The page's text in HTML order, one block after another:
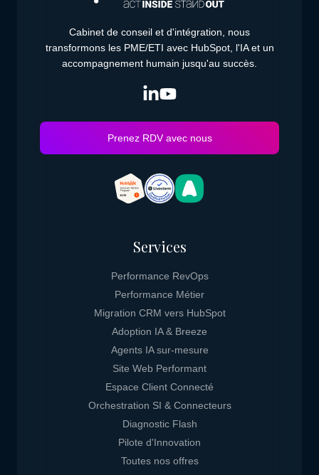
Cabinet de conseil et d'intégration, nous
transformons les PME/ETI avec HubSpot, l'IA et un
accompagnement humain jusqu'au succès.
Prenez RDV avec nous
Services
Performance RevOps
Performance Métier
Migration CRM vers HubSpot
Adoption IA & Breeze
Agents IA sur-mesure
Site Web Performant
Espace Client Connecté
Orchestration SI & Connecteurs
Diagnostic Flash
Pilote d'Innovation
Toutes nos offres